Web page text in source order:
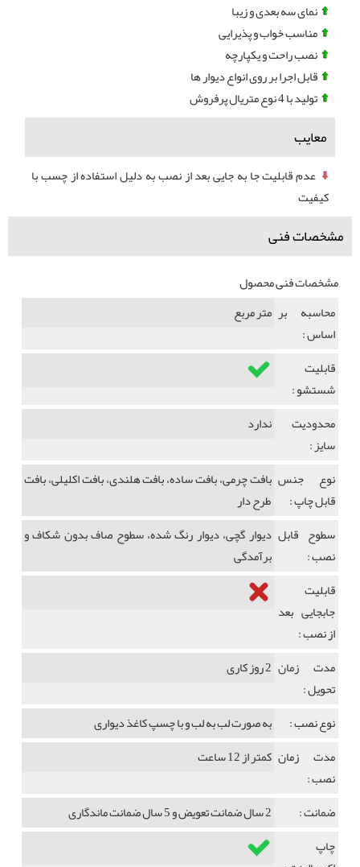
نمای سه بعدی و زیبا
مناسب خواب و پذیرایی
نصب راحت و یکپارچه
قابل اجرا بر روی انواع دیوار ها
تولید با 4 نوع متریال پرفروش
معایب
عدم قابلیت جا به جایی بعد از نصب به دلیل استفاده از چسب با
کیفیت
مشخصات فنی
مشخصات فنی محصول
محاسبه بر
اساس :
متر مربع
قابلیت
شستشو :
محدودیت
سایز :
ندارد
نوع جنس
قابل چاپ :
بافت چرمی، بافت ساده، بافت هلندی، بافت اکلیلی، بافت
طرح دار
سطوح قابل
نصب :
دیوار گچی، دیوار رنگ شده، سطوح صاف بدون شکاف و
برآمدگی
قابلیت
جابجایی بعد
از نصب :
مدت زمان
تحویل :
2 روز کاری
نوع نصب :
به صورت لب به لب و با چسپ کاغذ دیواری
مدت زمان
نصب :
کمتر از 12 ساعت
ضمانت :
2 سال ضمانت تعویض و 5 سال ضمانت ماندگاری
چاپ